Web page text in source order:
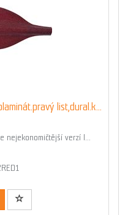
list,dural.k...
nejekonomičtější verzí l...